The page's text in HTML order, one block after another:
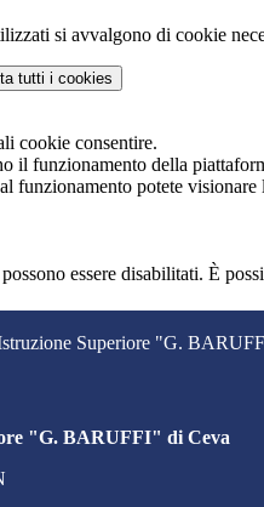
si avvalgono di cookie
tutti i cookies
cookie consentire.
il funzionamento della
funzionamento potete visionare
essere disabilitati. È
Superiore "G.
"G. BARUFFI" di Ceva